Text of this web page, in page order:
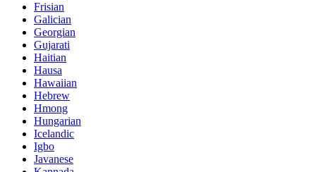
Frisian
Galician
Georgian
Gujarati
Haitian
Hausa
Hawaiian
Hebrew
Hmong
Hungarian
Icelandic
Igbo
Javanese